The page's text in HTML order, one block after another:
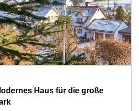
Haus für die große